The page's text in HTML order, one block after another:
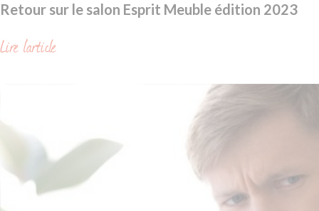
Retour sur le salon Esprit Meuble édition 2023
Lire l'article